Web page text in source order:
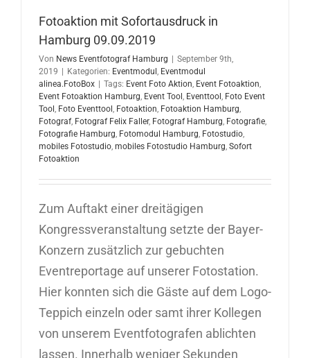
Fotoaktion mit Sofortausdruck in
Hamburg 09.09.2019
Von News Eventfotograf Hamburg
September 9th,
2019
Kategorien: Eventmodul , Eventmodul
alinea.FotoBox
Tags: Event Foto Aktion, Event Fotoaktion,
Event Fotoaktion Hamburg, Event Tool , Eventtool , Foto Event
Tool , Foto Eventtool , Fotoaktion, Fotoaktion Hamburg,
Fotograf, Fotograf Felix Faller, Fotograf Hamburg, Fotografie,
Fotografie Hamburg, Fotomodul Hamburg, Fotostudio,
mobiles Fotostudio, mobiles Fotostudio Hamburg, Sofort
Fotoaktion
Zum Auftakt einer dreitägigen
Kongressveranstaltung setzte der Bayer-
Konzern zusätzlich zur gebuchten
Eventreportage auf unserer Fotostation.
Hier konnten sich die Gäste auf dem Logo-
Teppich einzeln oder samt ihrer Kollegen
von unserem Eventfotografen ablichten
lassen. Innerhalb weniger Sekunden